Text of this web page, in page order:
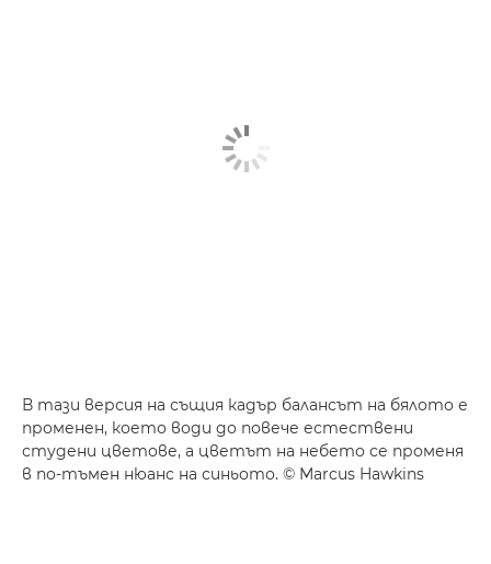
В тази версия на същия кадър балансът на бялото е
променен, което води до повече естествени
студени цветове, а цветът на небето се променя
в по-тъмен нюанс на синьото. © Marcus Hawkins